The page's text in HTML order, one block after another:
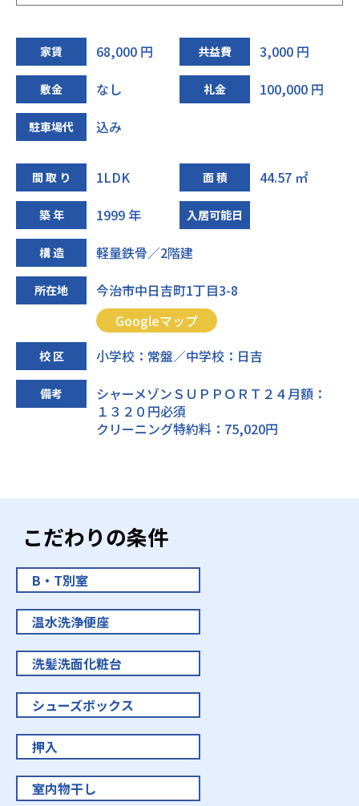
家賃 68,000 円 共益費 3,000 円
敷金 なし 礼金 100,000 円
駐車場代 込み
間 取 り 1LDK 面 積 44.57 ㎡
築 年 1999 年 入居可能日
構 造 軽量鉄骨／2階建
所在地
今治市中日吉町1丁目3-8
Googleマップ
校 区 小学校：常盤／中学校：日吉
備考
シャーメゾンＳＵＰＰＯＲＴ２４月額：
１３２０円必須
クリーニング特約料：75,020円
こだわりの条件
B・T別室
温水洗浄便座
洗髪洗面化粧台
シューズボックス
押入
室内物干し